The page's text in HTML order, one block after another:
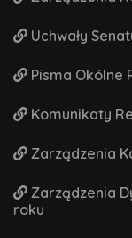
Uchwały
Pisma Okólne
Komunikaty
Zarządzenia
Zarządzenia
roku